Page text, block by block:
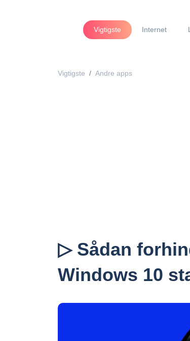
Vigtigste Internet
Vigtigste Andre apps
▷ Sådan
Windows 10